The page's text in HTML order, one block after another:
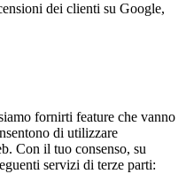
dei clienti su Google,
fornirti feature che vanno
di utilizzare
Con il tuo consenso, su
servizi di terze parti: